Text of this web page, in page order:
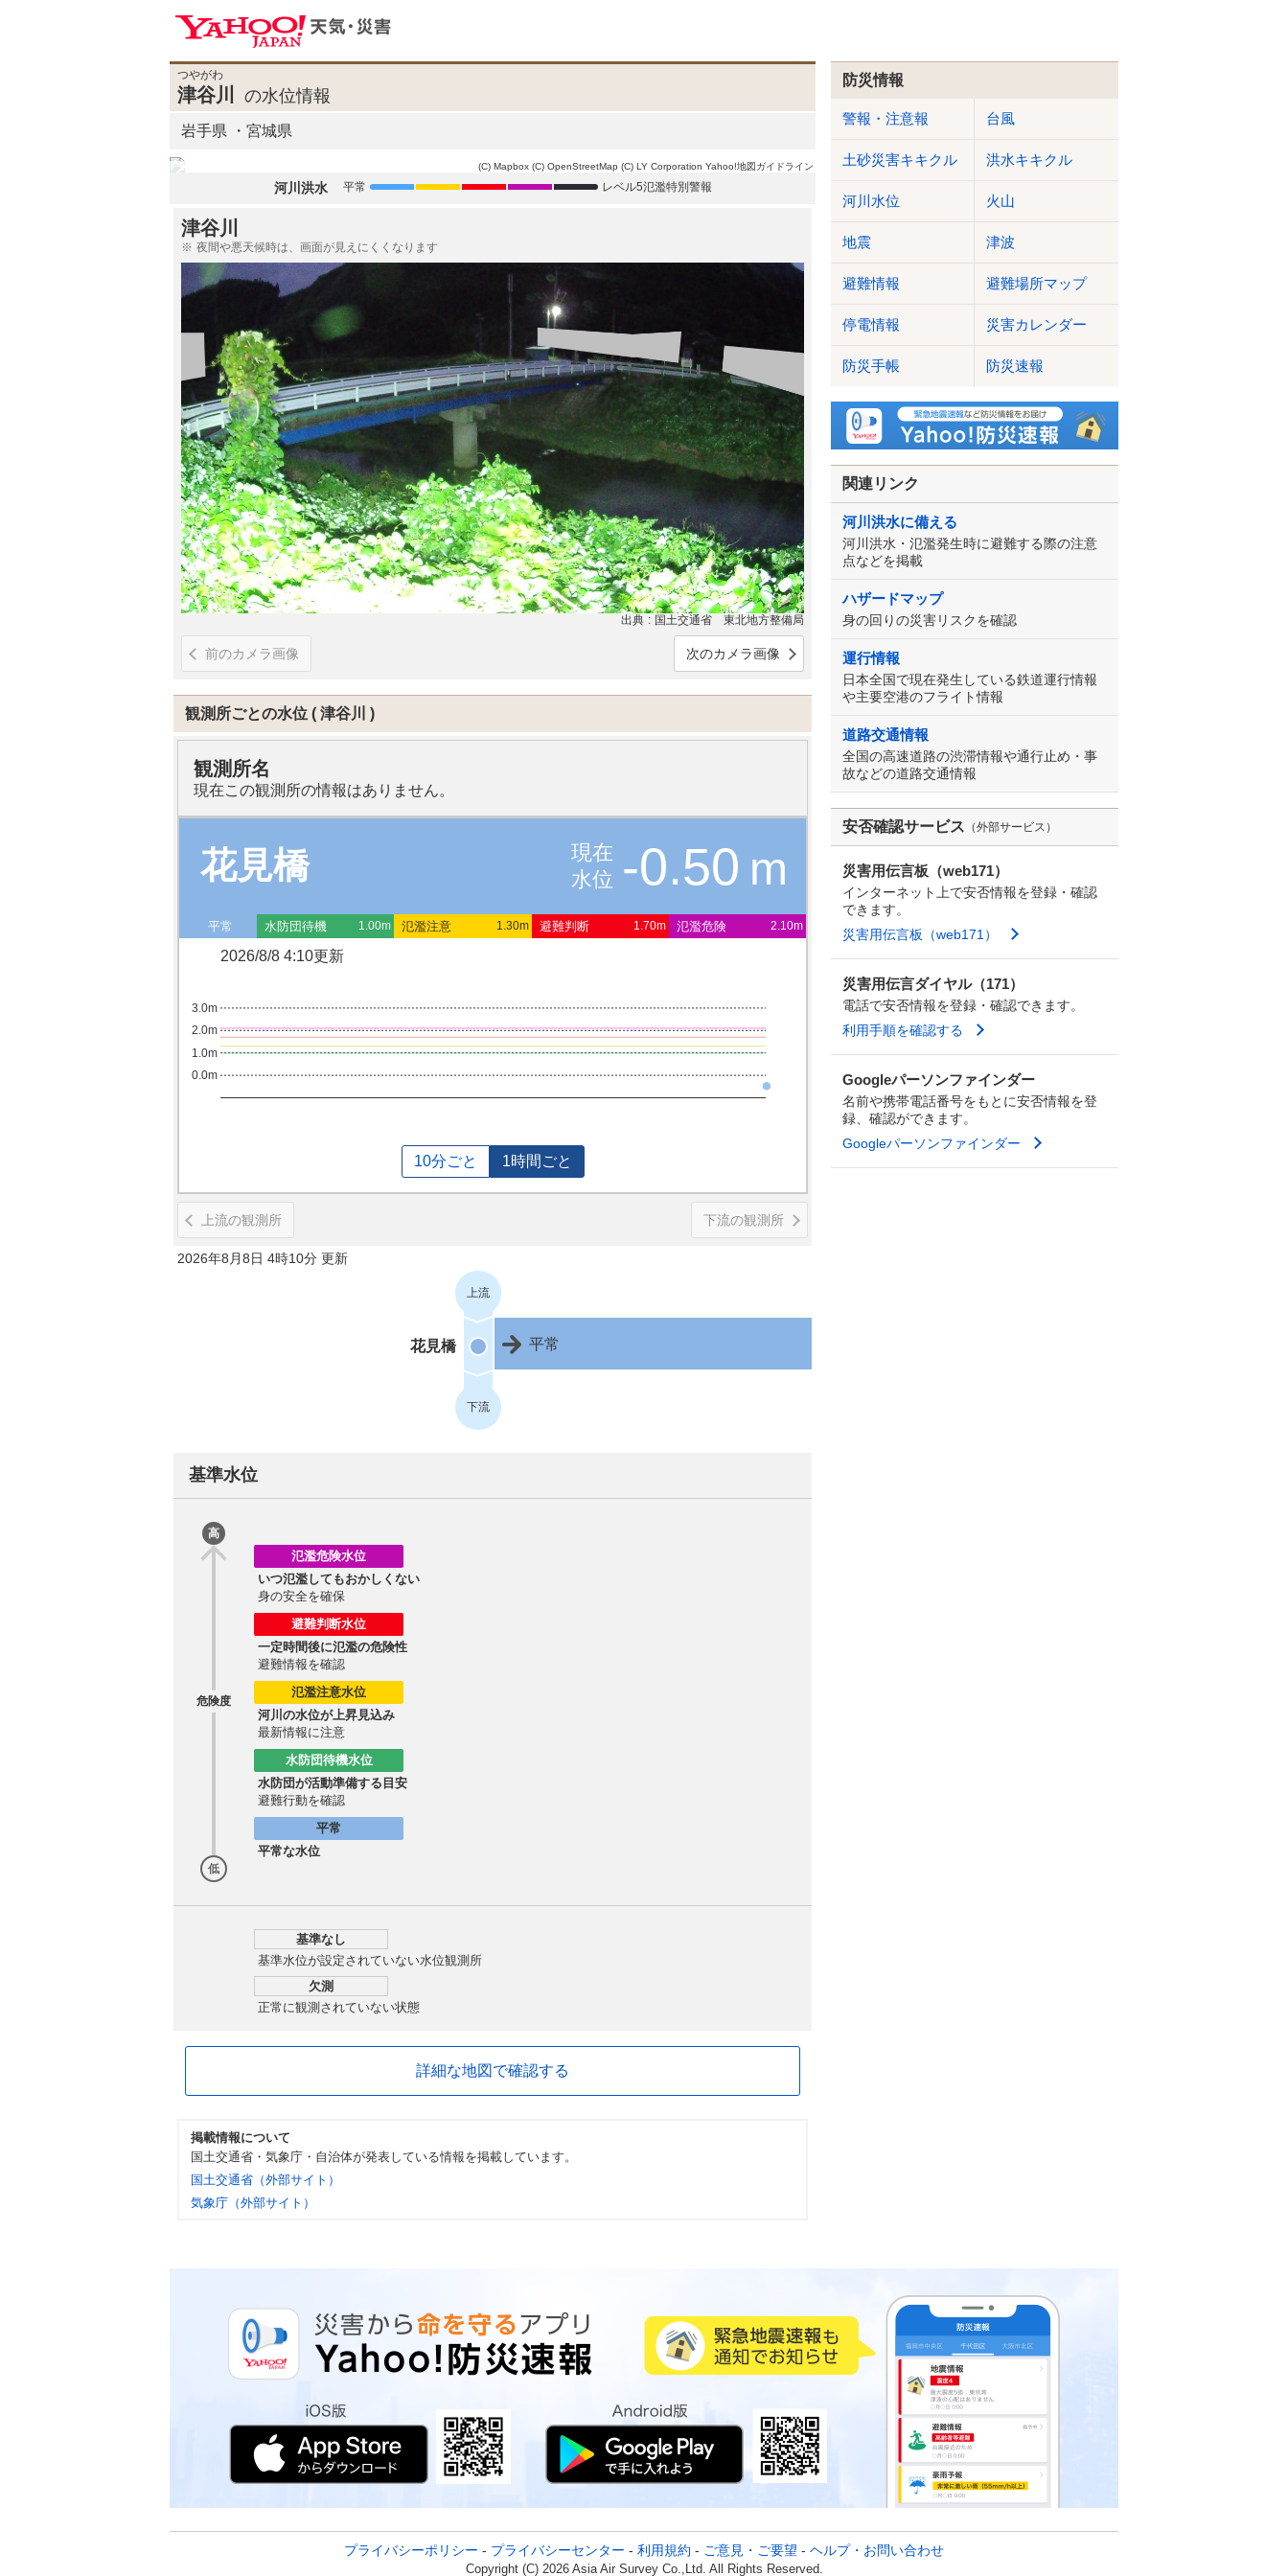
つやがわ
津谷川 の水位情報
岩手県 宮城県
(C) Mapbox (C) OpenStreetMap (C) LY Corporation Yahoo!地図ガイドライン
河川洪水 平常 レベル5氾濫特別警報
津谷川
夜間や悪天候時は、画面が見えにくくなります
出典 国土交通省 東北地方整備局
前のカメラ画像 次のカメラ画像
観測所ごとの水位 津谷川
観測所名
現在この観測所の情報はありません。
花見橋
現在
水位 -0.50 m
平常 水防団待機 1.00m 氾濫注意 1.30m 避難判断 1.70m 氾濫危険 2.10m
2026/8/8 4:10更新
0.0m
1.0m
2.0m
3.0m
10分ごと 1時間ごと
上流の観測所 下流の観測所
2026年8月8日 4時10分 更新
上流
花見橋 平常
下流
基準水位
高
危険度
低
氾濫危険水位
いつ氾濫してもおかしくない
身の安全を確保
避難判断水位
一定時間後に氾濫の危険性
避難情報を確認
氾濫注意水位
河川の水位が上昇見込み
最新情報に注意
水防団待機水位
水防団が活動準備する目安
避難行動を確認
平常
平常な水位
基準なし
基準水位が設定されていない水位観測所
欠測
正常に観測されていない状態
詳細な地図で確認する
掲載情報について
国土交通省・気象庁・自治体が発表している情報を掲載しています。
国土交通省（外部サイト）
気象庁（外部サイト）
防災情報
警報・注意報 台風
土砂災害キキクル 洪水キキクル
河川水位 火山
地震 津波
避難情報 避難場所マップ
停電情報 災害カレンダー
防災手帳 防災速報
関連リンク
河川洪水に備える
河川洪水・氾濫発生時に避難する際の注意
点などを掲載
ハザードマップ
身の回りの災害リスクを確認
運行情報
日本全国で現在発生している鉄道運行情報
や主要空港のフライト情報
道路交通情報
全国の高速道路の渋滞情報や通行止め・事
故などの道路交通情報
安否確認サービス （外部サービス）
災害用伝言板（web171）
インターネット上で安否情報を登録・確認
できます。
災害用伝言板（web171）
災害用伝言ダイヤル（171）
電話で安否情報を登録・確認できます。
利用手順を確認する
Googleパーソンファインダー
名前や携帯電話番号をもとに安否情報を登
録、確認ができます。
Googleパーソンファインダー
プライバシーポリシー - プライバシーセンター - 利用規約 - ご意見・ご要望 - ヘルプ・お問い合わせ
Copyright (C) 2026 Asia Air Survey Co.,Ltd. All Rights Reserved.